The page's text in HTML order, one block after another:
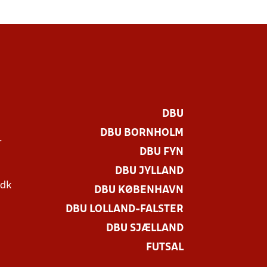
DBU
DBU BORNHOLM
DBU FYN
DBU JYLLAND
DBU KØBENHAVN
DBU LOLLAND-FALSTER
DBU SJÆLLAND
FUTSAL